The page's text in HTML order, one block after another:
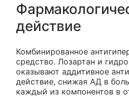
действие
Комбинированное
средство. Лозартан и
оказывают аддитивное
действие, снижая АД в
каждый из компонентов в